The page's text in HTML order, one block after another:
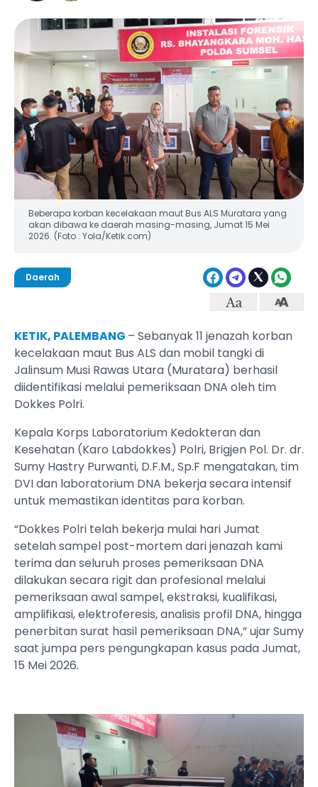
Beberapa korban kecelakaan maut Bus ALS Muratara yang
akan dibawa ke daerah masing-masing, Jumat 15 Mei
2026. (Foto : Yola/Ketik.com)
Daerah
KETIK, PALEMBANG – Sebanyak 11 jenazah korban
kecelakaan maut Bus ALS dan mobil tangki di
Jalinsum Musi Rawas Utara (Muratara) berhasil
diidentifikasi melalui pemeriksaan DNA oleh tim
Dokkes Polri.
Kepala Korps Laboratorium Kedokteran dan
Kesehatan (Karo Labdokkes) Polri, Brigjen Pol. Dr. dr.
Sumy Hastry Purwanti, D.F.M., Sp.F mengatakan, tim
DVI dan laboratorium DNA bekerja secara intensif
untuk memastikan identitas para korban.
“Dokkes Polri telah bekerja mulai hari Jumat
setelah sampel post-mortem dari jenazah kami
terima dan seluruh proses pemeriksaan DNA
dilakukan secara rigit dan profesional melalui
pemeriksaan awal sampel, ekstraksi, kualifikasi,
amplifikasi, elektroferesis, analisis profil DNA, hingga
penerbitan surat hasil pemeriksaan DNA,” ujar Sumy
saat jumpa pers pengungkapan kasus pada Jumat,
15 Mei 2026.